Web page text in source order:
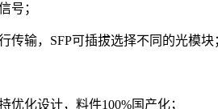
号；
传输，SFP可插拔选择不同的光模块
优化设计，料件100%国产化；